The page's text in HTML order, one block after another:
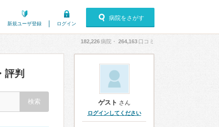
新規ユーザ登録 ログイン
病院をさがす
182,226病院・ 264,163 口コミ
評判
ゲスト さん
ログインしてください